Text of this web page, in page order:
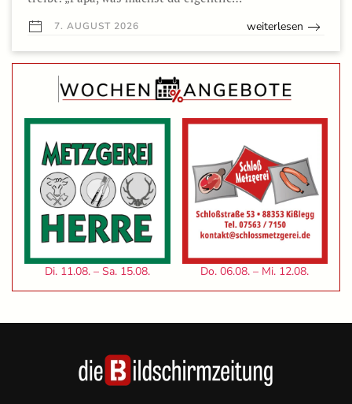
7. AUGUST 2026 weiterlesen
Di. 11.08. – Sa. 15.08. Do. 06.08. – Mi. 12.08.